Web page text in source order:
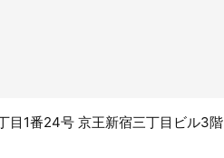
目1番24号 京王新宿三丁目ビル3階